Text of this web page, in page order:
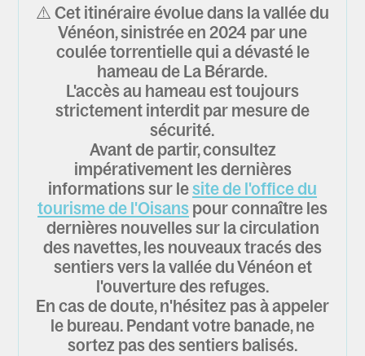
⚠️ Cet itinéraire évolue dans la vallée du
Vénéon, sinistrée en 2024 par une
coulée torrentielle qui a dévasté le
hameau de La Bérarde.
L'accès au hameau est toujours
strictement interdit par mesure de
sécurité.
Avant de partir, consultez
impérativement les dernières
informations sur lesite de l'office du
tourisme de l'Oisanspour connaître les
dernières nouvelles sur la circulation
des navettes, les nouveaux tracés des
sentiers vers la vallée du Vénéon et
l'ouverture des refuges.
En cas de doute, n'hésitez pas à appeler
le bureau. Pendant votre banade, ne
sortez pas des sentiers balisés.